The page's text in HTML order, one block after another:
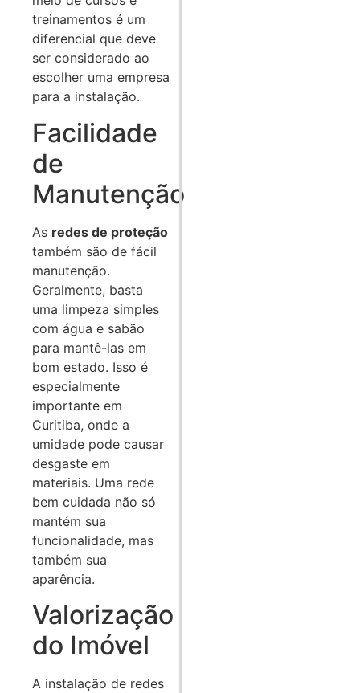
treinamentos é um
diferencial que deve
ser considerado ao
escolher uma empresa
para a instalação.
Facilidade
de
Manutenção
As redes de proteção
também são de fácil
manutenção.
Geralmente, basta
uma limpeza simples
com água e sabão
para mantê-las em
bom estado. Isso é
especialmente
importante em
Curitiba, onde a
umidade pode causar
desgaste em
materiais. Uma rede
bem cuidada não só
mantém sua
funcionalidade, mas
também sua
aparência.
Valorização
do Imóvel
A instalação de redes